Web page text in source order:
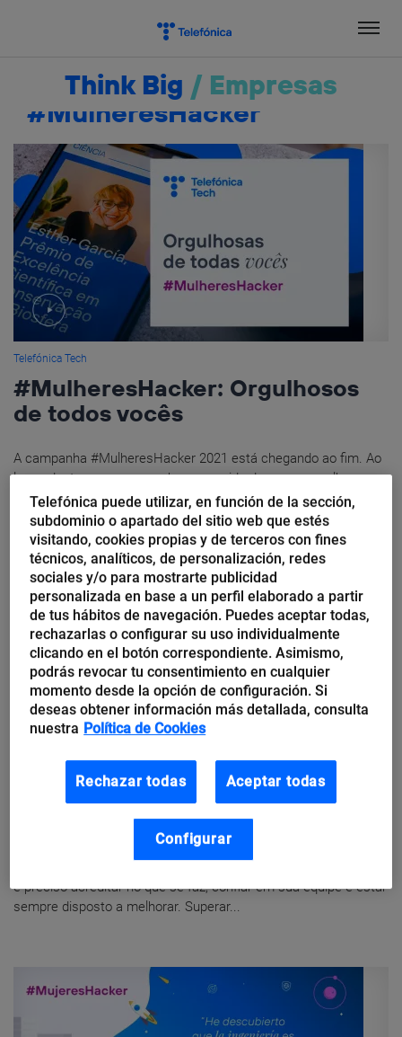
Think Big / Empresas
#MulheresHacker
Telefónica Tech
#MulheresHacker: Orgulhosos
de todos vocês
A campanha #MulheresHacker 2021 está chegando ao fim. Ao
longo deste ano, acompanhamos a vida de nossas mulheres,
desde sua infância até sua maturidade, incluindo a vida escolar
e...
A vitória está em suas idéias
é preciso acreditar no que se faz, confiar em sua equipe e estar
sempre disposto a melhorar. Superar...
Telefónica puede utilizar, en función de la sección,
subdominio o apartado del sitio web que estés
visitando, cookies propias y de terceros con fines
técnicos, analíticos, de personalización, redes
sociales y/o para mostrarte publicidad
personalizada en base a un perfil elaborado a partir
de tus hábitos de navegación. Puedes aceptar todas,
rechazarlas o configurar su uso individualmente
clicando en el botón correspondiente. Asimismo,
podrás revocar tu consentimiento en cualquier
momento desde la opción de configuración. Si
deseas obtener información más detallada, consulta
nuestra Política de Cookies
Rechazar todas Aceptar todas
Configurar